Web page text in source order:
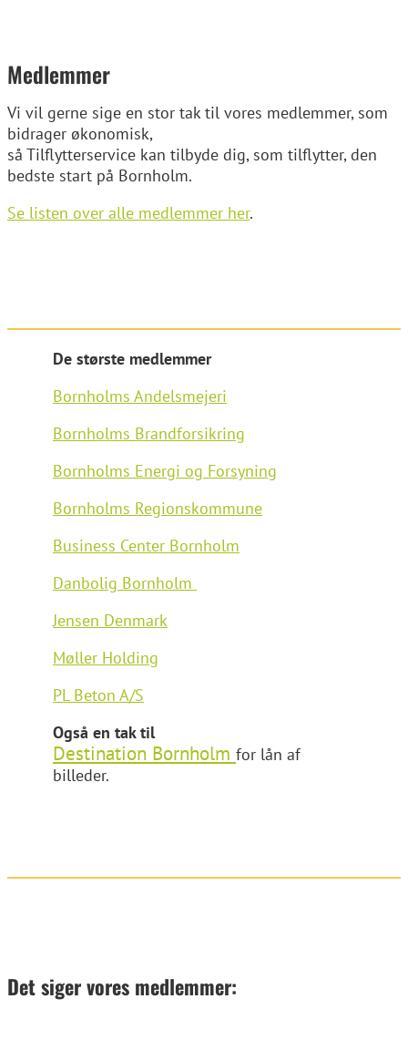
Medlemmer
Vi vil gerne sige en stor tak til vores medlemmer, som
bidrager økonomisk,
så Tilflytterservice kan tilbyde dig, som tilflytter, den
bedste start på Bornholm.
Se listen over alle medlemmer her.
De største medlemmer
Bornholms Andelsmejeri
Bornholms Brandforsikring
Bornholms Energi og Forsyning
Bornholms Regionskommune
Business Center Bornholm
Danbolig Bornholm
Jensen Denmark
Møller Holding
PL Beton A/S
Også en tak til
Destination Bornholm for lån af
billeder.
Det siger vores medlemmer: